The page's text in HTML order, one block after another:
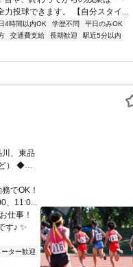
投球できます。 【自分スタイ...
4時間以内OK 学歴不問
平日のみOK
交通費支給 長期歓迎
駅近5分以内
川、東品
） ◆希
でOK！
、11:0...
仕事！
す♪ ✨
ーター歓迎